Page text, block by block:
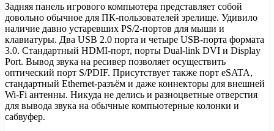
Задняя панель игрового компьютера представляет собой
довольно обычное для ПК-пользователей зрелище. Удивило
наличие давно устаревших PS/2-портов для мыши и
клавиатуры. Два USB 2.0 порта и четыре USB-порта формата
3.0. Стандартный HDMI-порт, порты Dual-link DVI и Display
Port. Вывод звука на ресивер позволяет осуществить
оптический порт S/PDIF. Присутствует также порт eSATA,
стандартный Ethernet-разъём и даже коннекторы для внешней
Wi-Fi антенны. Никуда не делись и разноцветные отверстия
для вывода звука на обычные компьютерные колонки и
сабвуфер.